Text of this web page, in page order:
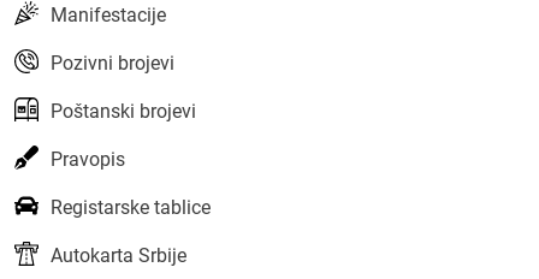
Manifestacije
Pozivni brojevi
Poštanski brojevi
Pravopis
Registarske tablice
Autokarta Srbije